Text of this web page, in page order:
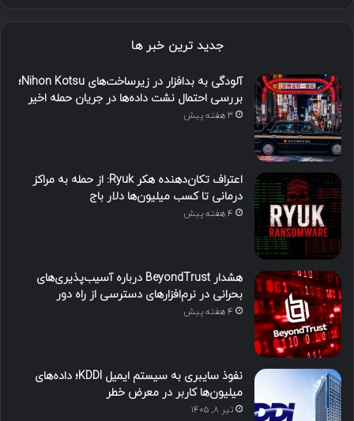
جدید ترین خبر ها
آلودگی به بدافزار در زیرساخت‌های Nihon Kotsu؛
بررسی احتمال نشت داده‌ها در جریان حمله اخیر
3 هفته پیش
اعتراف تکان‌دهنده هکر Ryuk: از حمله به مراکز
درمانی تا کسب میلیون‌ها دلار باج
4 هفته پیش
هشدار BeyondTrust درباره آسیب‌پذیری‌های
بحرانی در نرم‌افزارهای دسترسی از راه دور
4 هفته پیش
نفوذ سایبری به سیستم ایمیل KDDI؛ داده‌های
میلیون‌ها کاربر در معرض خطر
تیر ۸, ۱۴۰۵